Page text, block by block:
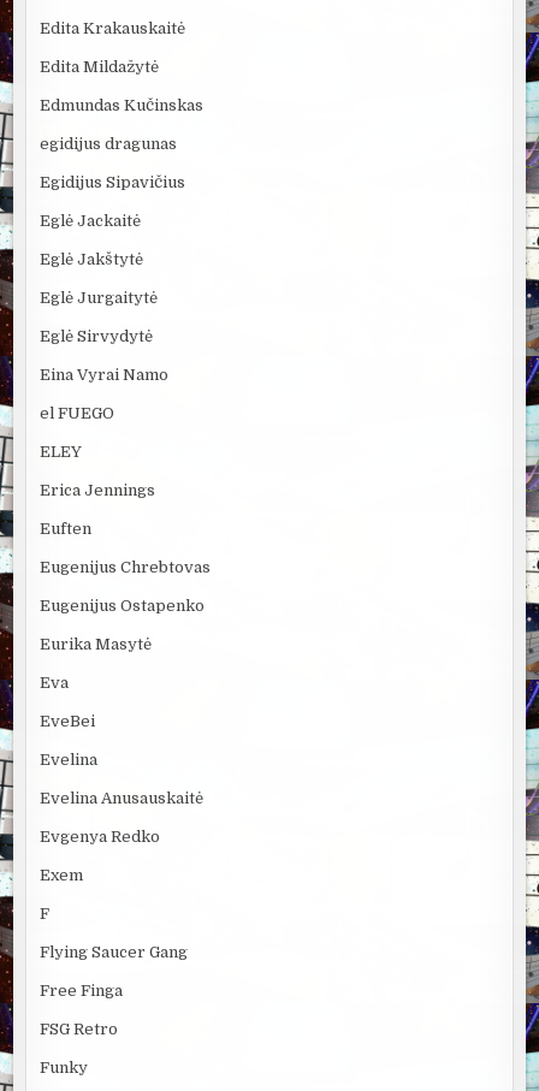
Edita Krakauskaitė
Edita Mildažytė
Edmundas Kučinskas
egidijus dragunas
Egidijus Sipavičius
Eglė Jackaitė
Eglė Jakštytė
Eglė Jurgaitytė
Eglė Sirvydytė
Eina Vyrai Namo
el FUEGO
ELEY
Erica Jennings
Euften
Eugenijus Chrebtovas
Eugenijus Ostapenko
Eurika Masytė
Eva
EveBei
Evelina
Evelina Anusauskaitė
Evgenya Redko
Exem
F
Flying Saucer Gang
Free Finga
FSG Retro
Funky